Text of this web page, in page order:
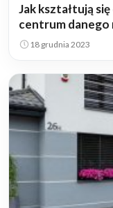
Jak kształtują
centrum danego
18 grudnia 2023